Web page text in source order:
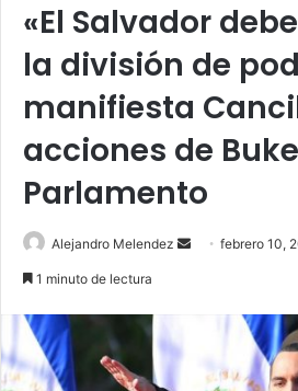
«El Salvador
la división de
manifiesta
acciones de
Parlamento
Alejandro Melendez
Sendfebrero 10,
1 minuto de lectura